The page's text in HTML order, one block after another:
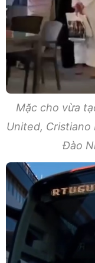
Mặc cho vừa
United, Cristiano
Đào